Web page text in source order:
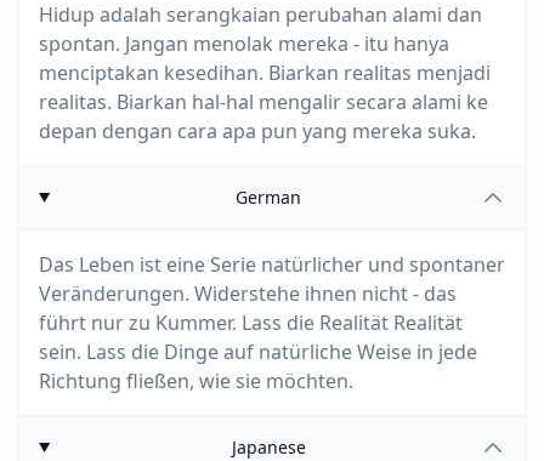
Hidup adalah serangkaian perubahan alami dan
spontan. Jangan menolak mereka - itu hanya
menciptakan kesedihan. Biarkan realitas menjadi
realitas. Biarkan hal-hal mengalir secara alami ke
depan dengan cara apa pun yang mereka suka.
German
Das Leben ist eine Serie natürlicher und spontaner
Veränderungen. Widerstehe ihnen nicht - das
führt nur zu Kummer. Lass die Realität Realität
sein. Lass die Dinge auf natürliche Weise in jede
Richtung fließen, wie sie möchten.
Japanese